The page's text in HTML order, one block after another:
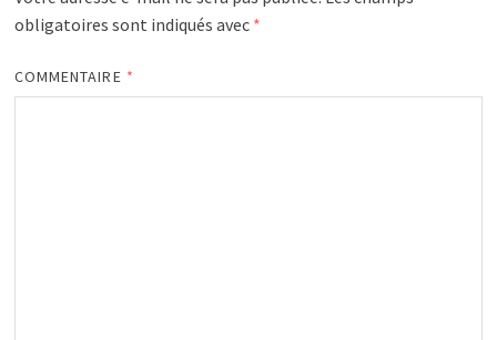
obligatoires sont indiqués avec *
COMMENTAIRE *